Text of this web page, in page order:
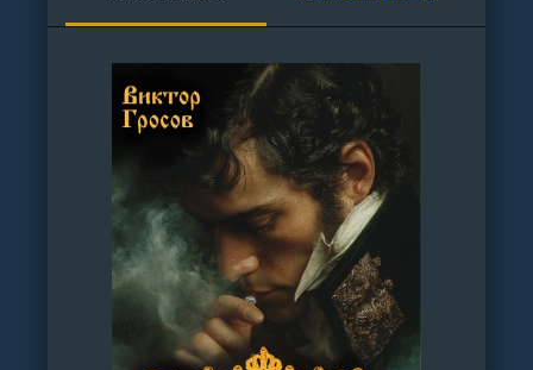
АУДИОКНИГЕ